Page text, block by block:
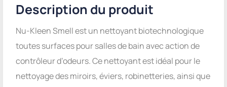
Description du produit
Nu-Kleen Smell est un nettoyant biotechnologique
toutes surfaces pour salles de bain avec action de
contrôleur d’odeurs. Ce nettoyant est idéal pour le
nettoyage des miroirs, éviers, robinetteries, ainsi que